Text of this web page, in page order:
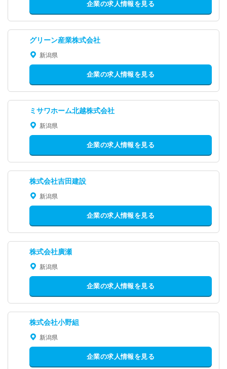
企業の求人情報を見る
グリーン産業株式会社
新潟県
企業の求人情報を見る
ミサワホーム北越株式会社
新潟県
企業の求人情報を見る
株式会社吉田建設
新潟県
企業の求人情報を見る
株式会社廣瀬
新潟県
企業の求人情報を見る
株式会社小野組
新潟県
企業の求人情報を見る